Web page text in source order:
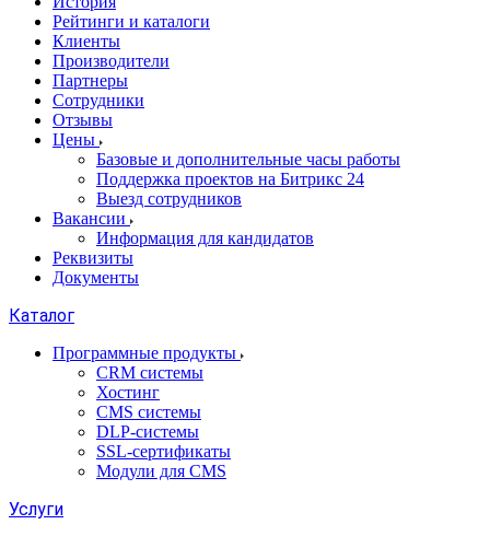
Рейтинги и каталоги
Клиенты
Производители
Партнеры
Сотрудники
Отзывы
Цены
Базовые и дополнительные часы работы
Поддержка проектов на Битрикс 24
Выезд сотрудников
Вакансии
Информация для кандидатов
Реквизиты
Документы
Каталог
Программные продукты
CRM системы
Хостинг
CMS системы
DLP‑системы
SSL-сертификаты
Модули для CMS
Услуги